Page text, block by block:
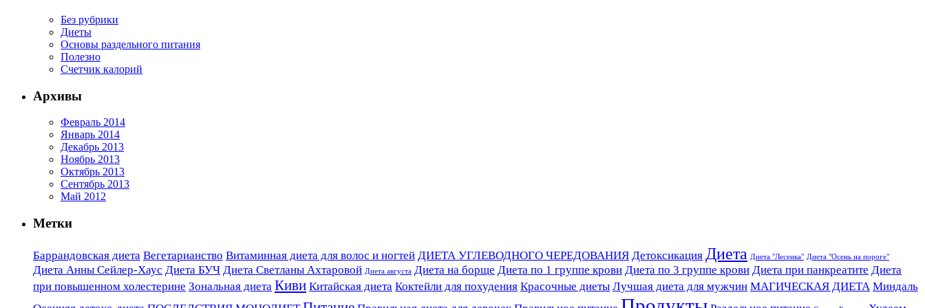
Без рубрики
Диеты
Основы раздельного питания
Полезно
Счетчик калорий
Архивы
Февраль 2014
Январь 2014
Декабрь 2013
Ноябрь 2013
Октябрь 2013
Сентябрь 2013
Май 2012
Метки
Баррандовская диета Вегетарианство Витаминная диета для волос и ногтей ДИЕТА УГЛЕВОДНОГО ЧЕРЕДОВАНИЯ Детоксикация Диета Диета "Лесенка" Диета "Осень на пороге"
Диета Анны Сейлер-Хаус Диета БУЧ Диета Светланы Ахтаровой Диета августа Диета на борще Диета по 1 группе крови Диета по 3 группе крови Диета при панкреатите Диета
при повышенном холестерине Зональная диета Киви Китайская диета Коктейли для похудения Красочные диеты Лучшая диета для мужчин МАГИЧЕСКАЯ ДИЕТА Миндаль